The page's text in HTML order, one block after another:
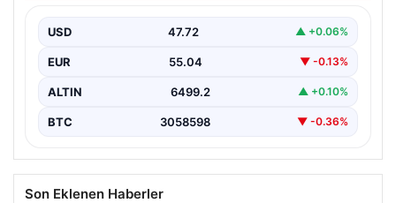
USD 47.72 ▲ +0.06%
EUR 55.04 ▼ -0.13%
ALTIN 6499.2 ▲ +0.10%
BTC 3058598 ▼ -0.36%
Son Eklenen Haberler